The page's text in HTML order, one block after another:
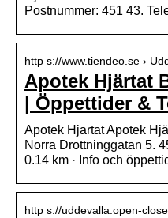
Postnummer: 451 43.
http s://www.tiendeo.se ›
Apotek Hjärtat
| Öppettider &
Apotek Hjartat Apotek
Norra Drottninggatan 5.
0.14 km · Info och
http s://uddevalla.open-